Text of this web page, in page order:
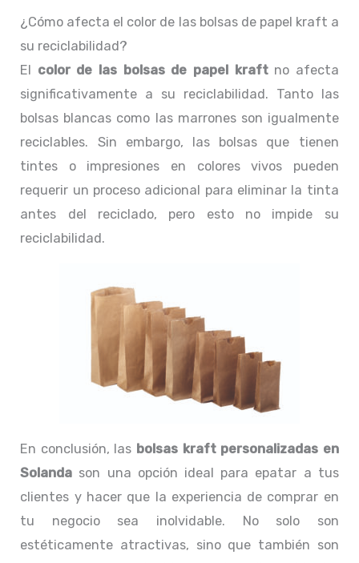
¿Cómo afecta el color de las bolsas de papel kraft a
su reciclabilidad?
El color de las bolsas de papel kraftno afecta
significativamente a su reciclabilidad. Tanto las
bolsas blancas como las marrones son igualmente
reciclables. Sin embargo, las bolsas que tienen
tintes o impresiones en colores vivos pueden
requerir un proceso adicional para eliminar la tinta
antes del reciclado, pero esto no impide su
reciclabilidad.
En conclusión, las bolsas kraft personalizadas en
Solanda son una opción ideal para epatar a tus
clientes y hacer que la experiencia de comprar en
tu negocio sea inolvidable. No solo son
estéticamente atractivas, sino que también son